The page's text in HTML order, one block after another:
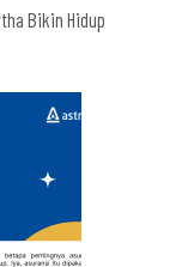
Bikin Hidup